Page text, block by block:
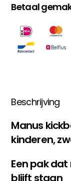
Betaal
Beschrijving
Manus
kinderen,
Een pak
blijft staan